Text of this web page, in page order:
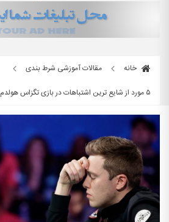
خانه
مقالات آموزشی شرط بندی
۵ مورد از شایع ترین اشتباهات در بازی تگزاس هولدم